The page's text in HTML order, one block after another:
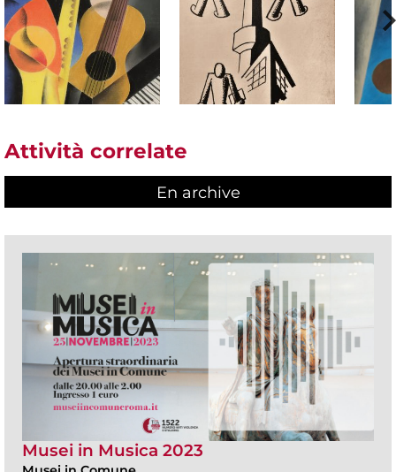
Attività correlate
En archive
Musei in Musica 2023